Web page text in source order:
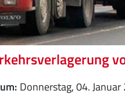
Donnerstag, 04.